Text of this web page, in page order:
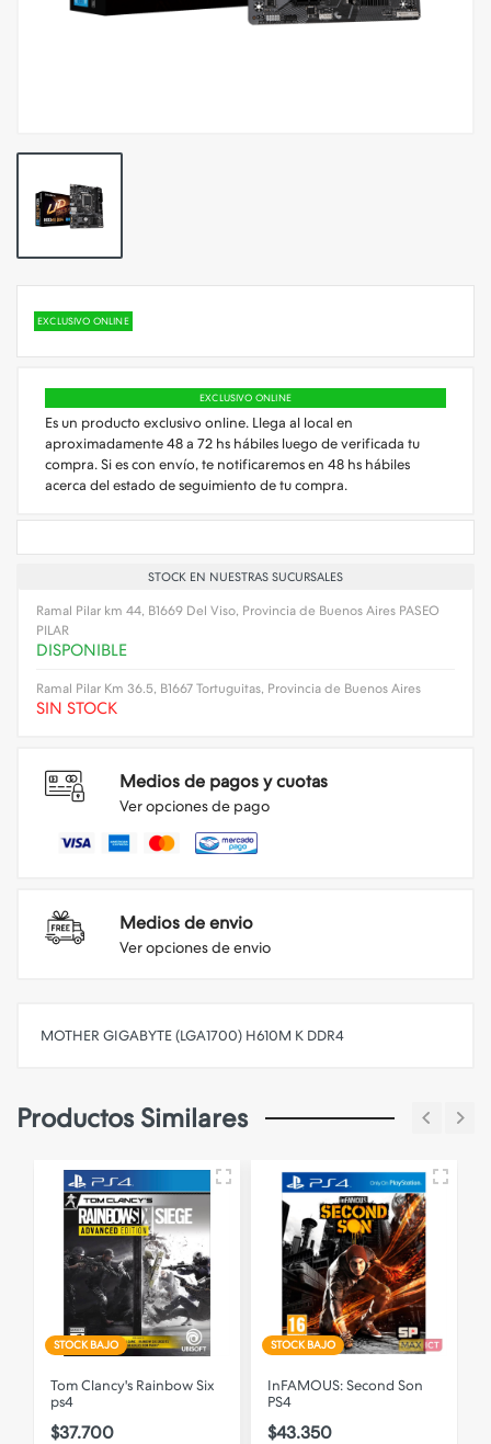
EXCLUSIVO ONLINE
EXCLUSIVO ONLINE
Es un producto exclusivo online. Llega al local en
aproximadamente 48 a 72 hs hábiles luego de verificada tu
compra. Si es con envío, te notificaremos en 48 hs hábiles
acerca del estado de seguimiento de tu compra.
STOCK EN NUESTRAS SUCURSALES
Ramal Pilar km 44, B1669 Del Viso, Provincia de Buenos Aires PASEO
PILAR
DISPONIBLE
Ramal Pilar Km 36.5, B1667 Tortuguitas, Provincia de Buenos Aires
SIN STOCK
Medios de pagos y cuotas
Ver opciones de pago
Medios de envio
Ver opciones de envio
MOTHER GIGABYTE (LGA1700) H610M K DDR4
Productos Similares
STOCK BAJO
Tom Clancy's Rainbow Six
ps4
$37.700
STOCK BAJO
InFAMOUS: Second Son
PS4
$43.350